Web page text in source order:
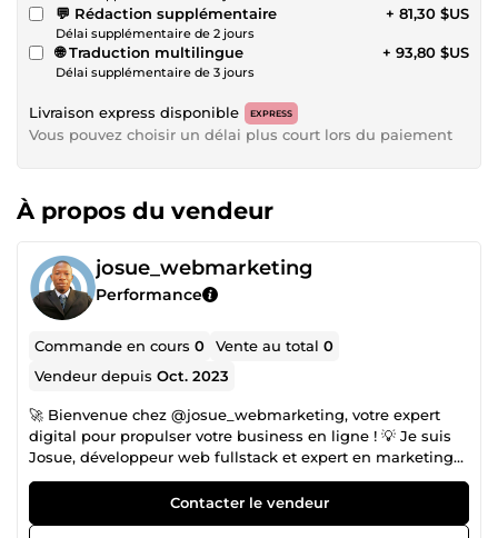
💬 Rédaction supplémentaire
Délai supplémentaire de 2 jours
+ 81,30 $US
🌐 Traduction multilingue
Délai supplémentaire de 3 jours
+ 93,80 $US
Livraison express disponible EXPRESS
Vous pouvez choisir un délai plus court lors du paiement
À propos du vendeur
josue_webmarketing
Performance
Commande en cours0 Vente au total0
Vendeur depuisOct. 2023
🚀 Bienvenue chez @josue_webmarketing, votre expert
digital pour propulser votre business en ligne ! 💡 Je suis
Josue, développeur web fullstack et expert en marketing
digital, avec plus de 6 ans d’expérience. J’aide les
entrepreneurs et petites entreprises à créer des sites web
performants, des boutiques en ligne (WooCommerce,
Contacter le vendeur